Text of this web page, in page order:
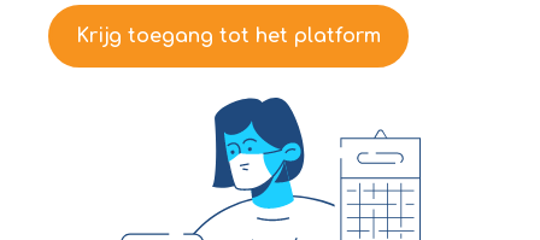
Krijg toegang tot het platform